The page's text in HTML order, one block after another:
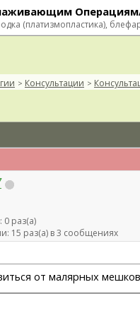
(платизмопластика),
> Консультации >
0 раз(а)
15 раз(а) в 3 сообщениях
от малярных